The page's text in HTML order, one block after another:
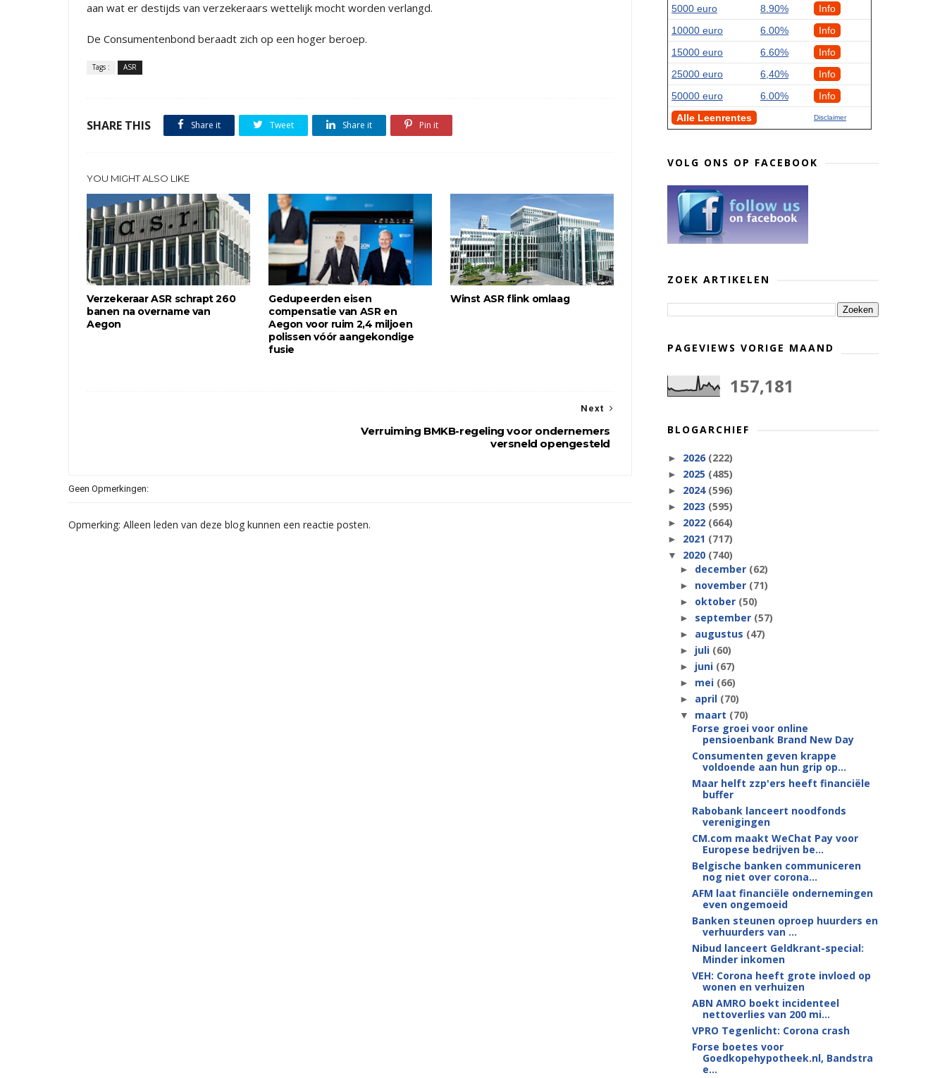
aan wat er destijds van verzekeraars wettelijk mocht worden verlangd.
De Consumentenbond beraadt zich op een hoger beroep.
Tags : ASR
SHARE THIS Share it Tweet Share it Pin it
YOU MIGHT ALSO LIKE
Verzekeraar ASR schrapt 260
banen na overname van
Aegon
Gedupeerden eisen
compensatie van ASR en
Aegon voor ruim 2,4 miljoen
polissen vóór aangekondige
fusie
Winst ASR flink omlaag
Next
Verruiming BMKB-regeling voor ondernemers
versneld opengesteld
Geen Opmerkingen:
Opmerking: Alleen leden van deze blog kunnen een reactie posten.
5000 euro
8.90%
Info
10000 euro
6.00%
Info
15000 euro
6.60%
Info
25000 euro
6,40%
Info
50000 euro
6.00%
Info
Alle Leenrentes
Disclaimer
VOLG ONS OP FACEBOOK
ZOEK ARTIKELEN
PAGEVIEWS VORIGE MAAND
157,181
BLOGARCHIEF
► 2026 (222)
► 2025 (485)
► 2024 (596)
► 2023 (595)
► 2022 (664)
► 2021 (717)
▼ 2020 (740)
► december (62)
► november (71)
► oktober (50)
► september (57)
► augustus (47)
► juli (60)
► juni (67)
► mei (66)
► april (70)
▼ maart (70)
Forse groei voor online
pensioenbank Brand New Day
Consumenten geven krappe
voldoende aan hun grip op...
Maar helft zzp'ers heeft financiële
buffer
Rabobank lanceert noodfonds
verenigingen
CM.com maakt WeChat Pay voor
Europese bedrijven be...
Belgische banken communiceren
nog niet over corona...
AFM laat financiële ondernemingen
even ongemoeid
Banken steunen oproep huurders en
verhuurders van ...
Nibud lanceert Geldkrant-special:
Minder inkomen
VEH: Corona heeft grote invloed op
wonen en verhuizen
ABN AMRO boekt incidenteel
nettoverlies van 200 mi...
VPRO Tegenlicht: Corona crash
Forse boetes voor
Goedkopehypotheek.nl, Bandstra
e...